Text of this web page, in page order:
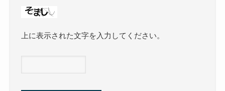
上に表示された文字を入力してください。